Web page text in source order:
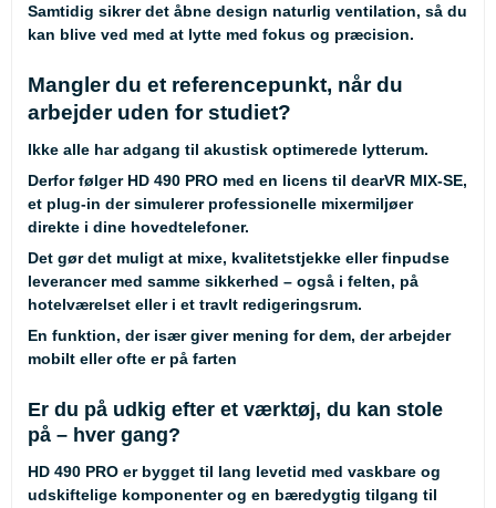
Samtidig sikrer det åbne design naturlig ventilation, så du
kan blive ved med at lytte med fokus og præcision.
Mangler du et referencepunkt, når du
arbejder uden for studiet?
Ikke alle har adgang til akustisk optimerede lytterum.
Derfor følger HD 490 PRO med en licens til dearVR MIX-SE,
et plug-in der simulerer professionelle mixermiljøer
direkte i dine hovedtelefoner.
Det gør det muligt at mixe, kvalitetstjekke eller finpudse
leverancer med samme sikkerhed – også i felten, på
hotelværelset eller i et travlt redigeringsrum.
En funktion, der især giver mening for dem, der arbejder
mobilt eller ofte er på farten
Er du på udkig efter et værktøj, du kan stole
på – hver gang?
HD 490 PRO er bygget til lang levetid med vaskbare og
udskiftelige komponenter og en bæredygtig tilgang til